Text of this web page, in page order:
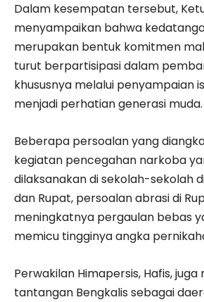
Dalam kesempatan tersebut,
menyampaikan bahwa
merupakan bentuk komitmen
turut berpartisipasi dalam
khususnya melalui penyampaian
menjadi perhatian generasi muda.
Beberapa persoalan yang
kegiatan pencegahan narkoba
dilaksanakan di sekolah-sekolah
dan Rupat, persoalan abrasi di
meningkatnya pergaulan bebas
memicu tingginya angka
Perwakilan Himapersis, Hafis,
tantangan Bengkalis sebagai